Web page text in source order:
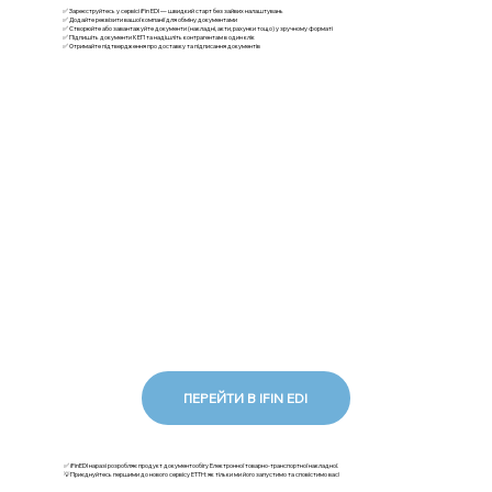
✅ Зареєструйтесь у сервісі iFin EDI — швидкий старт без зайвих налаштувань
✅ Додайте реквізити вашої компанії для обміну документами
✅ Створюйте або завантажуйте документи (накладні, акти, рахунки тощо) у зручному форматі
✅ Підпишіть документи КЕП та надішліть контрагентам в один клік
✅ Отримайте підтвердження про доставку та підписання документів
ПЕРЕЙТИ В IFIN EDI
✅ iFinEDI наразі розробляє продукт документообігу Електронної товарно-транспортної накладної.
💡Приєднуйтесь першими до нового сервісу ЕТТН: як тільки ми його запустимо та сповістимо вас!